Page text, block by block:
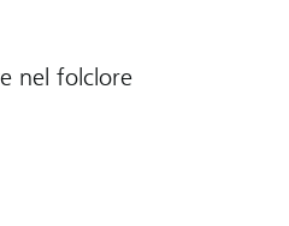
nel folclore